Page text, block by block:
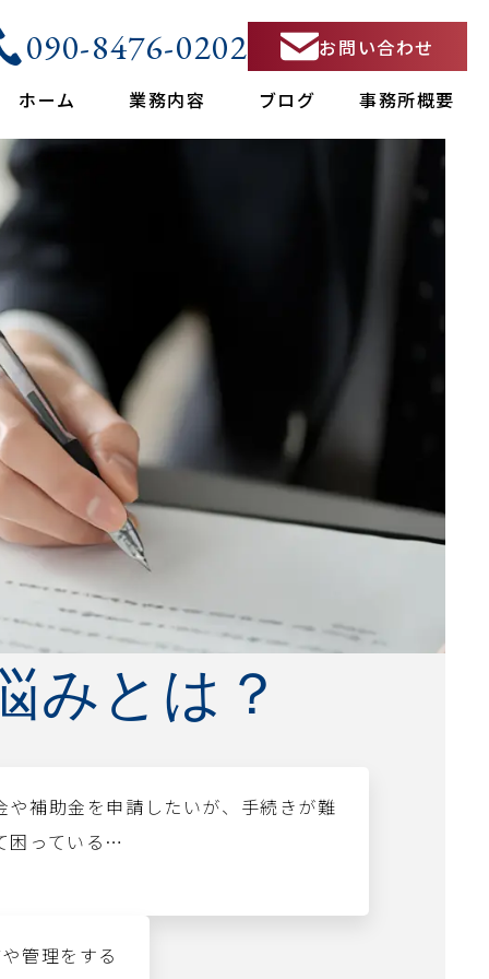
090-8476-0202 お問い合わせ
ホーム 業務内容 ブログ 事務所概要
みとは？
や補助金を申請したいが、手続きが難
困っている…
管理をする